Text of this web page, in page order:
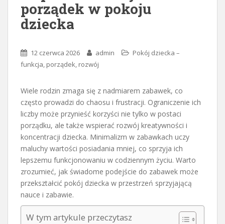
porządek w pokoju
dziecka
12 czerwca 2026 admin
Pokój dziecka –
funkcja, porządek, rozwój
Wiele rodzin zmaga się z nadmiarem zabawek, co
często prowadzi do chaosu i frustracji. Ograniczenie ich
liczby może przynieść korzyści nie tylko w postaci
porządku, ale także wspierać rozwój kreatywności i
koncentracji dziecka. Minimalizm w zabawkach uczy
maluchy wartości posiadania mniej, co sprzyja ich
lepszemu funkcjonowaniu w codziennym życiu. Warto
zrozumieć, jak świadome podejście do zabawek może
przekształcić pokój dziecka w przestrzeń sprzyjającą
nauce i zabawie.
W tym artykule przeczytasz